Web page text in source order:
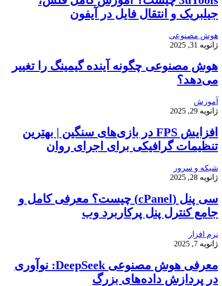
جیلبریک و انتقال فایل در آیفون
هوش مصنوعی
ژانویه 31, 2025
هوش مصنوعی چگونه آینده گیمینگ را تغییر
می‌دهد؟
آموزش
ژانویه 29, 2025
افزایش FPS در بازی‌های سنگین | بهترین
تنظیمات گرافیکی برای اجرای روان
شبکه و سرور
ژانویه 28, 2025
سی پنل (cPanel) چیست؟ معرفی کامل و
جامع کنترل پنل پرکاربرد وب
نرم افزار
ژانویه 7, 2025
معرفی هوش مصنوعی DeepSeek: نوآوری
در پردازش داده‌های بزرگ